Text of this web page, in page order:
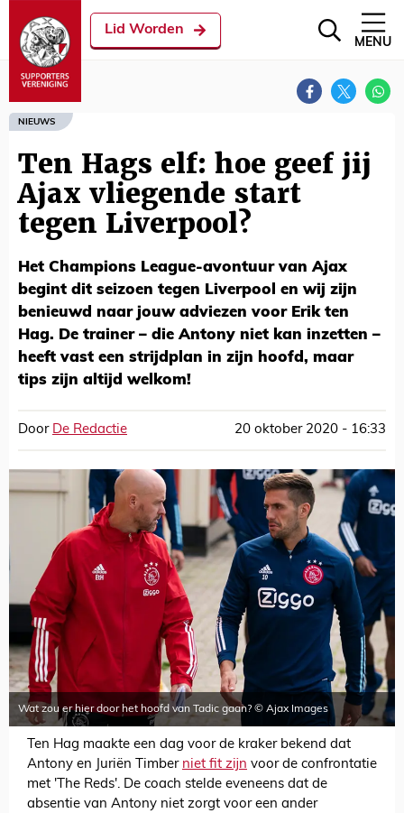
Lid Worden
MENU
NIEUWS
Ten Hags elf: hoe geef jij
Ajax vliegende start
tegen Liverpool?
Het Champions League-avontuur van Ajax
begint dit seizoen tegen Liverpool en wij zijn
benieuwd naar jouw adviezen voor Erik ten
Hag. De trainer – die Antony niet kan inzetten –
heeft vast een strijdplan in zijn hoofd, maar
tips zijn altijd welkom!
Door De Redactie 20 oktober 2020 - 16:33
Wat zou er hier door het hoofd van Tadic gaan? © Ajax Images
Ten Hag maakte een dag voor de kraker bekend dat
Antony en Juriën Timber niet fit zijn voor de confrontatie
met 'The Reds'. De coach stelde eveneens dat de
absentie van Antony niet zorgt voor een ander